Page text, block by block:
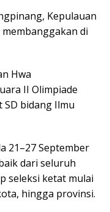
Kepulauan
di
Hwa
II Olimpiade
SD bidang Ilmu
21–27 September
dari seluruh
seleksi ketat mulai
hingga provinsi.